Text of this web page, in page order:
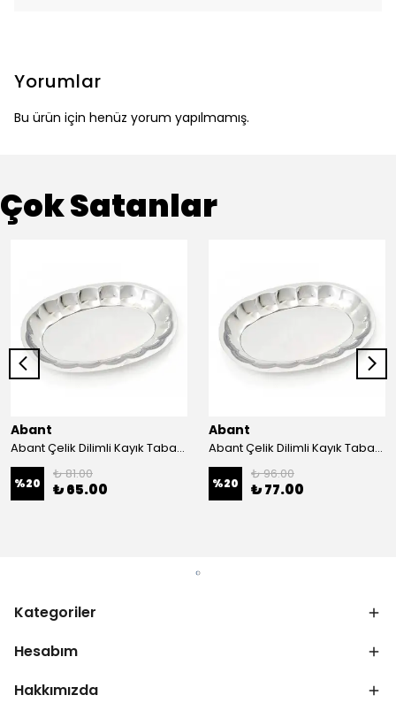
Yorumlar
Bu ürün için henüz yorum yapılmamış.
Çok Satanlar
Abant
Abant Çelik Dilimli Kayık Tabak No:1 ; 14x21 cm.
%20
₺ 81.00
₺ 65.00
Abant
Abant Çelik Dilimli Kayık Tabak No:2 ; 16,5x24,5 cm.
%20
₺ 96.00
₺ 77.00
Kategoriler
Hesabım
Hakkımızda